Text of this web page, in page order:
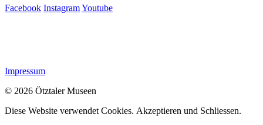
Facebook InstagramYoutube
Impressum
© 2026 Ötztaler Museen
Diese Website verwendet Cookies. Akzeptieren und Schliessen.